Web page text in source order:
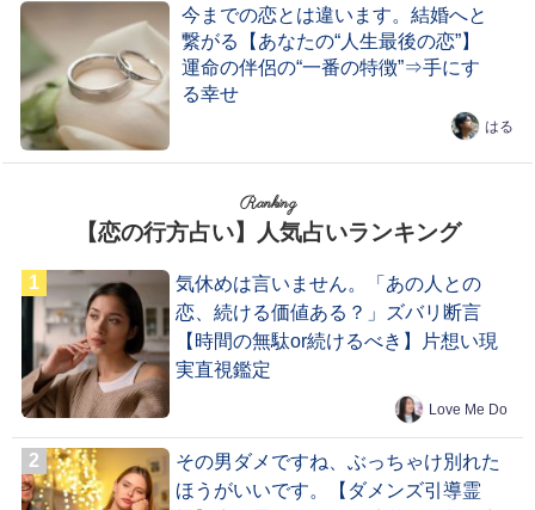
今までの恋とは違います。結婚へと
繋がる【あなたの“人生最後の恋”】
運命の伴侶の“一番の特徴”⇒手にす
る幸せ
はる
Ranking
【恋の行方占い】人気占いランキング
気休めは言いません。「あの人との
恋、続ける価値ある？」ズバリ断言
【時間の無駄or続けるべき】片想い現
実直視鑑定
Love Me Do
その男ダメですね、ぶっちゃけ別れた
ほうがいいです。【ダメンズ引導霊